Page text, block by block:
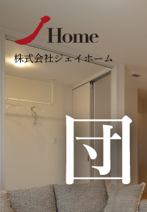
株式会社ジェイホーム